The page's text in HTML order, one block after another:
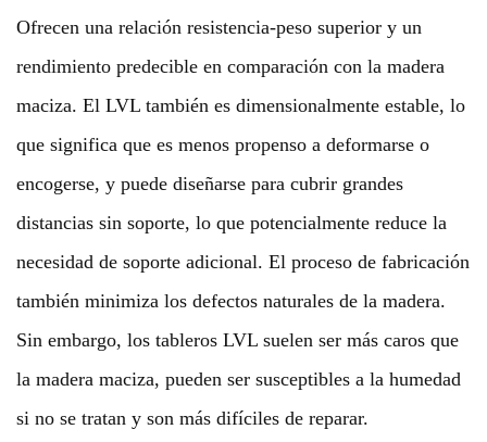
Ofrecen una relación resistencia-peso superior y un
rendimiento predecible en comparación con la madera
maciza. El LVL también es dimensionalmente estable, lo
que significa que es menos propenso a deformarse o
encogerse, y puede diseñarse para cubrir grandes
distancias sin soporte, lo que potencialmente reduce la
necesidad de soporte adicional. El proceso de fabricación
también minimiza los defectos naturales de la madera.
Sin embargo, los tableros LVL suelen ser más caros que
la madera maciza, pueden ser susceptibles a la humedad
si no se tratan y son más difíciles de reparar.